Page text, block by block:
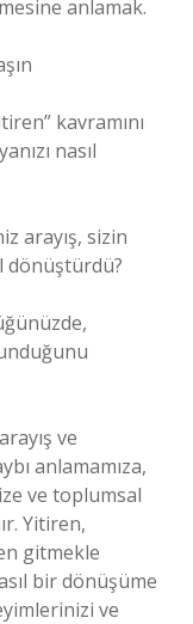
anlamak.
kavramını
nasıl
arayış, sizin
dönüştürdü?
ve
anlamamıza,
ve toplumsal
Yitiren,
gitmekle
bir dönüşüme
ve